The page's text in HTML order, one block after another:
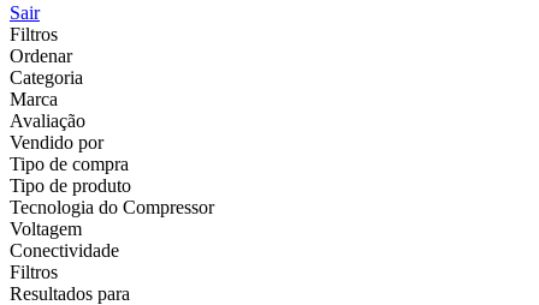
Sair
Filtros
Ordenar
Categoria
Marca
Avaliação
Vendido por
Tipo de compra
Tipo de produto
Tecnologia do Compressor
Voltagem
Conectividade
Filtros
Resultados para